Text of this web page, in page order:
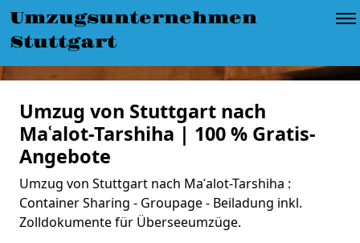
Umzugsunternehmen
Stuttgart
Umzug von Stuttgart nach
Maʿalot-Tarshiha | 100 % Gratis-
Angebote
Umzug von Stuttgart nach Maʿalot-Tarshiha :
Container Sharing - Groupage - Beiladung inkl.
Zolldokumente für Überseeumzüge.